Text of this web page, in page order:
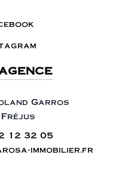
Garros
12 32 05
immobilier.fr